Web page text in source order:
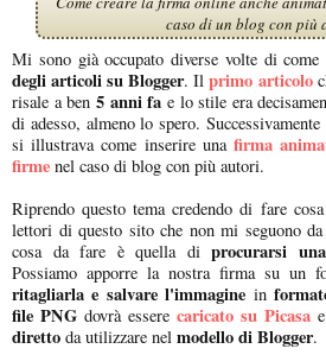
caso di un blog con più
Mi sono già occupato diverse volte di come
degli articoli su Blogger. Ilprimo articolo
risale a ben 5 anni fa e lo stile era
di adesso, almeno lo spero.
si illustrava come inserire una firma
firme nel caso di blog con più autori.
Riprendo questo tema credendo di fare
lettori di questo sito che non mi seguono
cosa da fare è quella di procurarsi
Possiamo apporre la nostra firma su un
ritagliarla e salvare l'immagine in
file PNGdovrà essere caricato su Picasae
diretto da utilizzare nel modello di Blogger.